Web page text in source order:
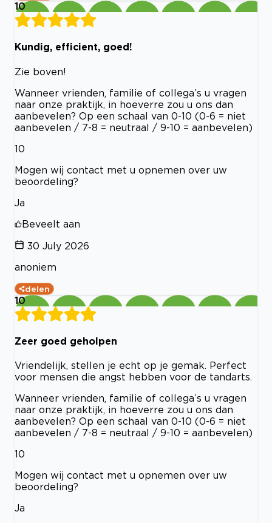
10
Kundig, efficient, goed!
Zie boven!
Wanneer vrienden, familie of collega’s u vragen
naar onze praktijk, in hoeverre zou u ons dan
aanbevelen? Op een schaal van 0-10 (0-6 = niet
aanbevelen / 7-8 = neutraal / 9-10 = aanbevelen)
10
Mogen wij contact met u opnemen over uw
beoordeling?
Ja
Beveelt aan
30 July 2026
anoniem
delen
10
Zeer goed geholpen
Vriendelijk, stellen je echt op je gemak. Perfect
voor mensen die angst hebben voor de tandarts.
Wanneer vrienden, familie of collega’s u vragen
naar onze praktijk, in hoeverre zou u ons dan
aanbevelen? Op een schaal van 0-10 (0-6 = niet
aanbevelen / 7-8 = neutraal / 9-10 = aanbevelen)
10
Mogen wij contact met u opnemen over uw
beoordeling?
Ja